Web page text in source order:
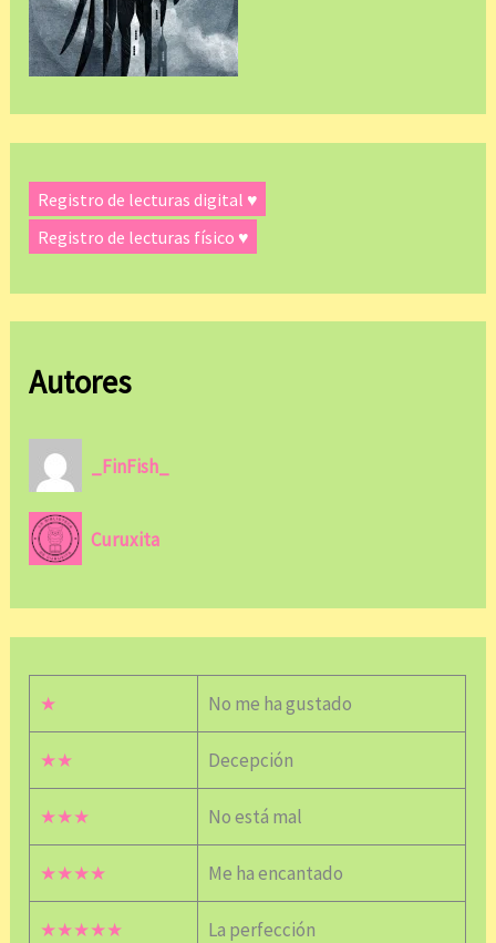
Registro de lecturas digital ♥
Registro de lecturas físico ♥
Autores
_FinFish_
Curuxita
★ No me ha gustado
★★ Decepción
★★★ No está mal
★★★★ Me ha encantado
★★★★★ La perfección